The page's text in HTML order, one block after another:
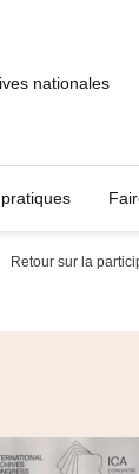
nationales
Retour sur la